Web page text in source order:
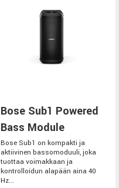
Bose Sub1 Powered
Bass Module
Bose Sub1 on kompakti ja
aktiivinen bassomoduuli, joka
tuottaa voimakkaan ja
kontrolloidun alapään aina 40
Hz...